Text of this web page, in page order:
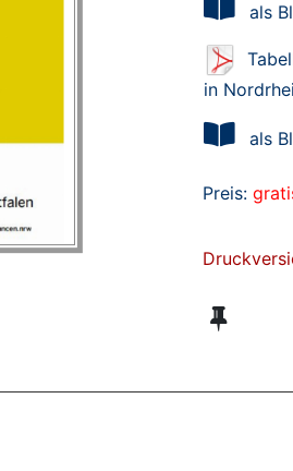
als
in
als
Preis:
BROSCHÜREN